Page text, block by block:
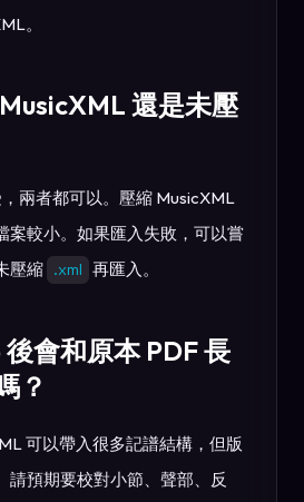
。
還是未壓
兩者都可以。壓縮 MusicXML
案較小。如果匯入失敗，可以嘗
壓縮 .xml 再匯入。
會和原本 PDF 長
？
可以帶入很多記譜結構，但版
請預期要校對小節、聲部、反